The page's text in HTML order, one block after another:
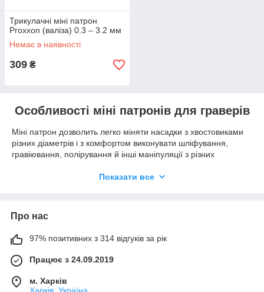
Трикулачні міні патрон
Proxxon (валіза) 0.3 – 3.2 мм
Немає в наявності
309 ₴
Особливості міні патронів для граверів
Міні патрон дозволить легко міняти насадки з хвостовиками
різних діаметрів і з комфортом виконувати шліфування,
гравіювання, полірування й інші маніпуляції з різних
використанні свердел різних діаметрів, в такому випадку
Купити міні патрон для гравера можна різних розмірів, що
габаритів, кожен пристрій має свої особливості і переваги, це:
металевого сплаву;
простота в експлуатації – патрон легко і швидко
Показати все
Про нас
97% позитивних з 314 відгуків за рік
Працює з 24.09.2019
м. Харків